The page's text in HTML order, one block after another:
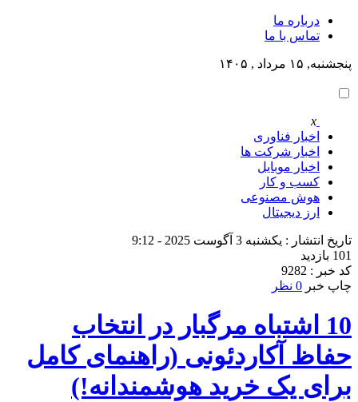
درباره ما
تماس با ما
پنجشنبه, ۱۵ مرداد , ۱۴۰۵
x
اخبار فناوری
اخبار شرکت ها
اخبار موبایل
کسب و کار
هوش مصنوعی
ارز دیجیتال
تاریخ انتشار : یکشنبه 3 آگوست 2025 - 9:12
101 بازدید
کد خبر : 9282
چاپ خبر 0 نظر
10 اشتباه مرگبار در انتخاب
حفاظ آکاردئونی (راهنمای کامل
برای یک خرید هوشمندانه!)